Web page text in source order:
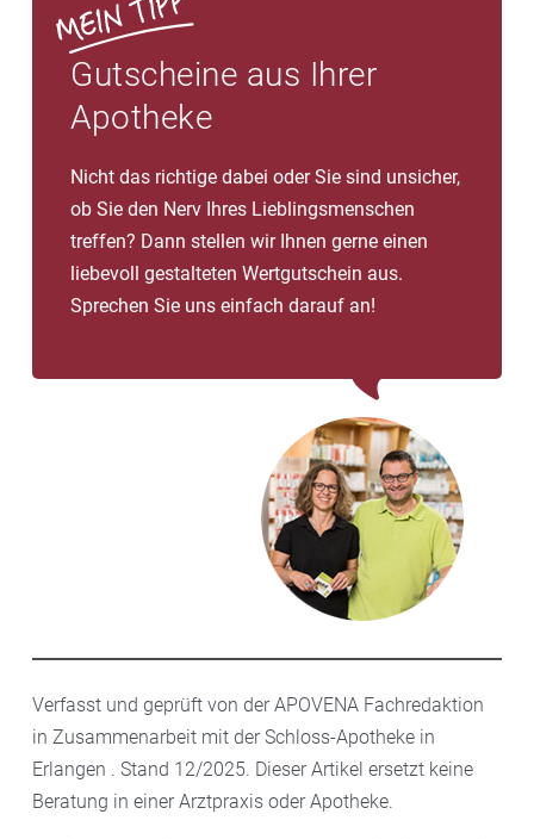
Gutscheine aus Ihrer
Apotheke
Nicht das richtige dabei oder Sie sind unsicher,
ob Sie den Nerv Ihres Lieblingsmenschen
treffen? Dann stellen wir Ihnen gerne einen
liebevoll gestalteten Wertgutschein aus.
Sprechen Sie uns einfach darauf an!
Verfasst und geprüft von der APOVENA Fachredaktion
in Zusammenarbeit mit der Schloss-Apotheke in
Erlangen . Stand 12/2025. Dieser Artikel ersetzt keine
Beratung in einer Arztpraxis oder Apotheke.